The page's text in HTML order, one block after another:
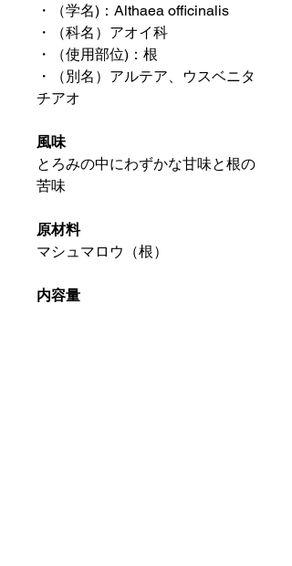
・（学名)：Althaea officinalis
・（科名）アオイ科
・（使用部位)：根
・（別名）アルテア、ウスベニタ
チアオ
風味
とろみの中にわずかな甘味と根の
苦味
原材料
マシュマロウ（根）
内容量